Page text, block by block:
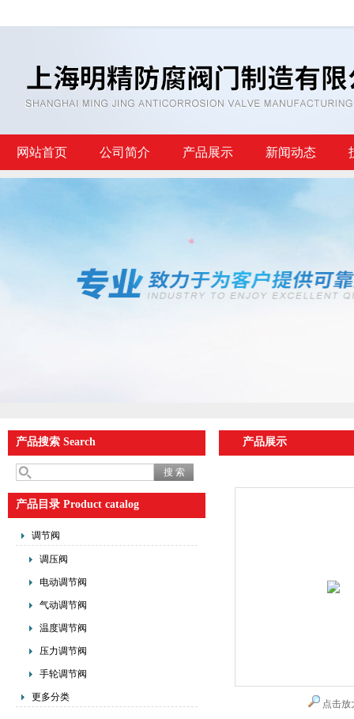
网站首页 公司简介 产品展示 新闻动态
产品搜索 Search
产品目录 Product catalog
调节阀
调压阀
电动调节阀
气动调节阀
温度调节阀
压力调节阀
手轮调节阀
更多分类
产品展示
点击放